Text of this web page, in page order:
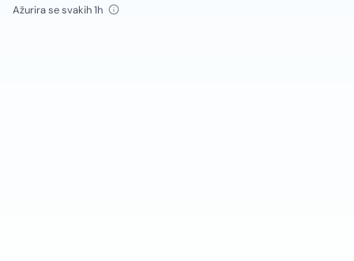
Ažurira se svakih 1h